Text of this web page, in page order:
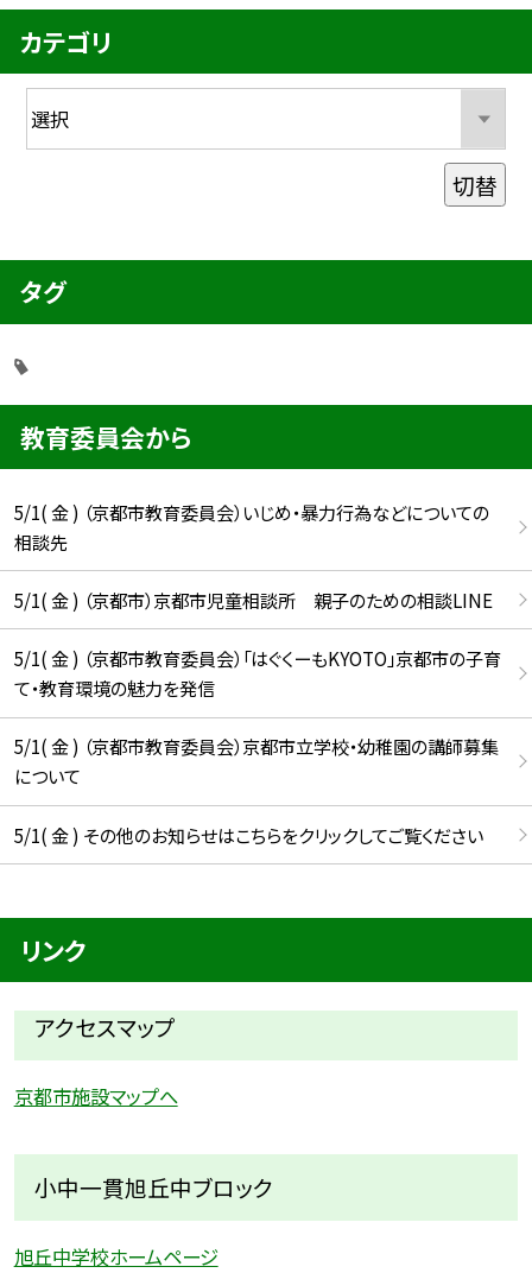
カテゴリ
切替
タグ
教育委員会から
5/1( 金 ) （京都市教育委員会）いじめ・暴力行為などについての
相談先
5/1( 金 ) （京都市）京都市児童相談所 親子のための相談LINE
5/1( 金 ) （京都市教育委員会）「はぐくーもKYOTO」京都市の子育
て・教育環境の魅力を発信
5/1( 金 ) （京都市教育委員会）京都市立学校・幼稚園の講師募集
について
5/1( 金 ) その他のお知らせはこちらをクリックしてご覧ください
リンク
アクセスマップ
京都市施設マップへ
小中一貫旭丘中ブロック
旭丘中学校ホームページ